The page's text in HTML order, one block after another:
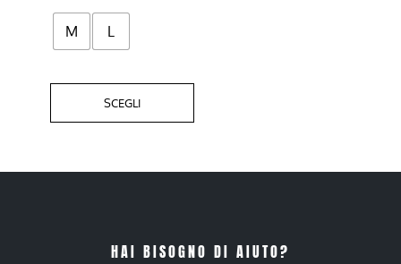
M L
SCEGLI
del
prodotto
HAI BISOGNO DI AIUTO?